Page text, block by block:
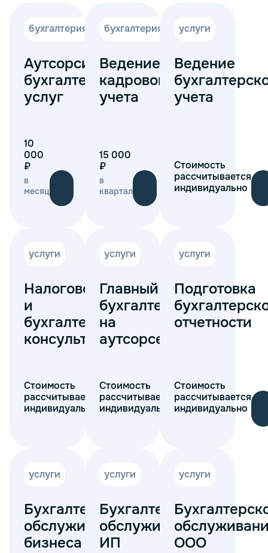
бухгалтерия
Аутсорсинг
бухгалтерских
услуг
10
000
₽
в
месяц
бухгалтерия
Ведение
кадрового
учета
15 000
₽
в
квартал
услуги
Ведение
учета
Стоимость
рассчитывается
индивидуально
услуги
Налоговое
и
бухгалтерское
консультирование
Стоимость
рассчитывается
индивидуально
услуги
Главный
бухгалтер
на
аутсорсе
Стоимость
рассчитывается
индивидуально
услуги
Подготовка
отчетности
Стоимость
рассчитывается
индивидуально
услуги
Бухгалтерское
обслуживание
бизнеса
услуги
Бухгалтерское
обслуживание
ИП
услуги
ООО